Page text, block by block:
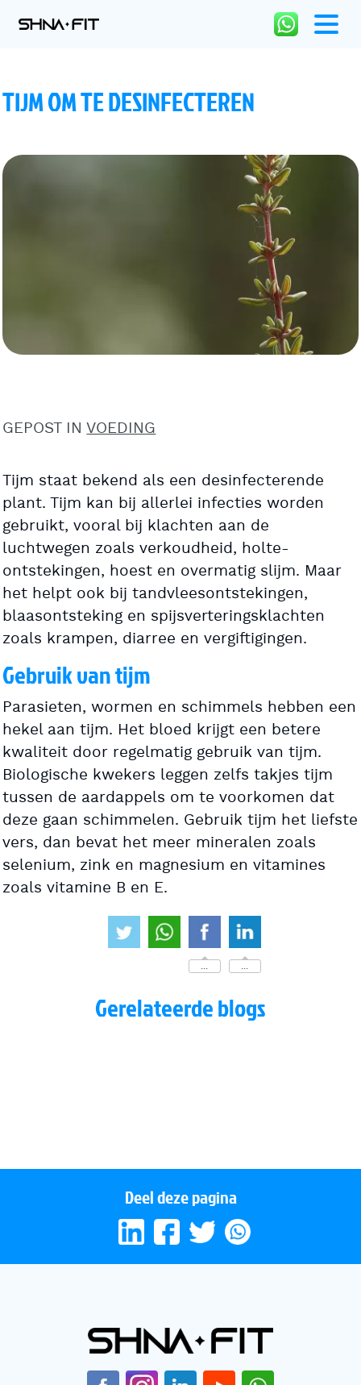
TIJM OM TE DESINFECTEREN
GEPOST INVOEDING
Tijm staat bekend als een desinfecterende
plant. Tijm kan bij allerlei infecties worden
gebruikt, vooral bij klachten aan de
luchtwegen zoals verkoudheid, holte-
ontstekingen, hoest en overmatig slijm. Maar
het helpt ook bij tandvleesontstekingen,
blaasontsteking en spijsverteringsklachten
zoals krampen, diarree en vergiftigingen.
Gebruik van tijm
Parasieten, wormen en schimmels hebben een
hekel aan tijm. Het bloed krijgt een betere
kwaliteit door regelmatig gebruik van tijm.
Biologische kwekers leggen zelfs takjes tijm
tussen de aardappels om te voorkomen dat
deze gaan schimmelen. Gebruik tijm het liefste
vers, dan bevat het meer mineralen zoals
selenium, zink en magnesium en vitamines
zoals vitamine B en E.
... ...
Gerelateerde blogs
Deel deze pagina